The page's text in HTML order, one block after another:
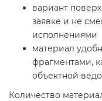
вариант
заявке и не
исполнениями
материал
фрагментами,
объектной
Количество